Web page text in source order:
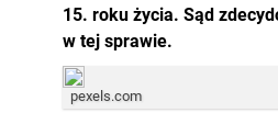
15. roku życia. Sąd
w tej sprawie.
pexels.com